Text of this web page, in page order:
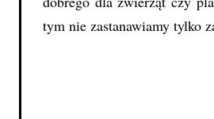
tym nie zastanawiamy tylko